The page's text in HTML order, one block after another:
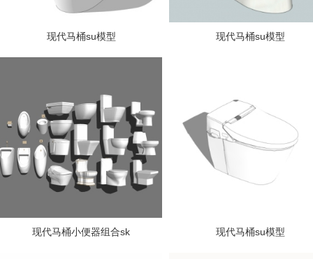
现代马桶su模型 现代马桶su模型
现代马桶小便器组合sk 现代马桶su模型